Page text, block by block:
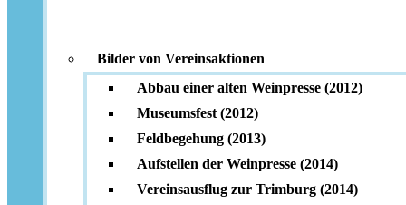
Bilder von Vereinsaktionen
Abbau einer alten Weinpresse (2012)
Museumsfest (2012)
Feldbegehung (2013)
Aufstellen der Weinpresse (2014)
Vereinsausflug zur Trimburg (2014)